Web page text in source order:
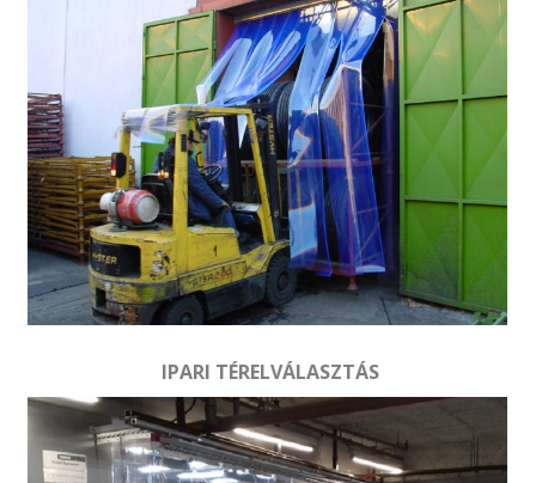
IPARI TÉRELVÁLASZTÁS